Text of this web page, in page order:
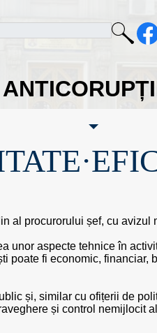
al procurorului șef, cu avizul
unor aspecte tehnice în
poate fi economic, financiar,
și, similar cu ofițerii de
și control nemijlocit